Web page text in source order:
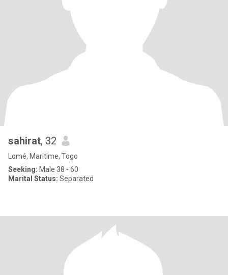
sahirat, 32
Lomé, Maritime, Togo
Seeking: Male 38 - 60
Marital Status: Separated